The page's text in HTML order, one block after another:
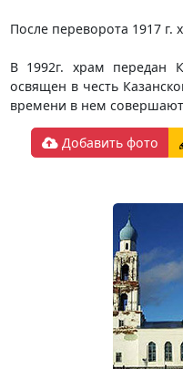
После переворота 1917 г.
В 1992г. храм передан
освящен в честь
времени в нем
Добавить фото